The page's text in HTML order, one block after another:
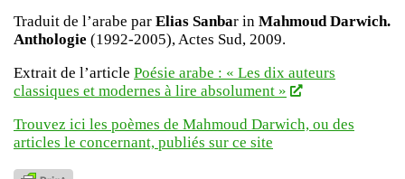
Traduit de l’arabe par Elias Sanbar in Mahmoud Darwich.
Anthologie (1992-2005), Actes Sud, 2009.
Extrait de l’article Poésie arabe : « Les dix auteurs
classiques et modernes à lire absolument »
Trouvez ici les poèmes de Mahmoud Darwich, ou des
articles le concernant, publiés sur ce site